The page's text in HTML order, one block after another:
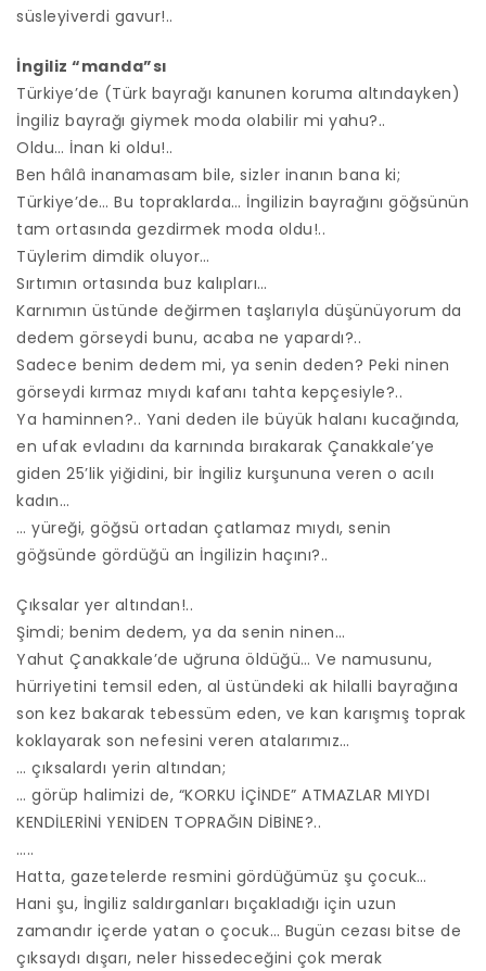
süsleyiverdi gavur!..
İngiliz “manda”sı
Türkiye’de (Türk bayrağı kanunen koruma altındayken)
İngiliz bayrağı giymek moda olabilir mi yahu?..
Oldu… İnan ki oldu!..
Ben hâlâ inanamasam bile, sizler inanın bana ki;
Türkiye’de… Bu topraklarda… İngilizin bayrağını göğsünün
tam ortasında gezdirmek moda oldu!..
Tüylerim dimdik oluyor…
Sırtımın ortasında buz kalıpları…
Karnımın üstünde değirmen taşlarıyla düşünüyorum da
dedem görseydi bunu, acaba ne yapardı?..
Sadece benim dedem mi, ya senin deden? Peki ninen
görseydi kırmaz mıydı kafanı tahta kepçesiyle?..
Ya haminnen?.. Yani deden ile büyük halanı kucağında,
en ufak evladını da karnında bırakarak Çanakkale’ye
giden 25’lik yiğidini, bir İngiliz kurşununa veren o acılı
kadın…
… yüreği, göğsü ortadan çatlamaz mıydı, senin
göğsünde gördüğü an İngilizin haçını?..
Çıksalar yer altından!..
Şimdi; benim dedem, ya da senin ninen…
Yahut Çanakkale’de uğruna öldüğü… Ve namusunu,
hürriyetini temsil eden, al üstündeki ak hilalli bayrağına
son kez bakarak tebessüm eden, ve kan karışmış toprak
koklayarak son nefesini veren atalarımız…
… çıksalardı yerin altından;
… görüp halimizi de, “KORKU İÇİNDE” ATMAZLAR MIYDI
KENDİLERİNİ YENİDEN TOPRAĞIN DİBİNE?..
…..
Hatta, gazetelerde resmini gördüğümüz şu çocuk…
Hani şu, İngiliz saldırganları bıçakladığı için uzun
zamandır içerde yatan o çocuk… Bugün cezası bitse de
çıksaydı dışarı, neler hissedeceğini çok merak